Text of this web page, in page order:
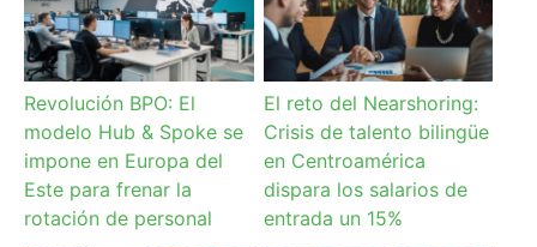
Revolución BPO: El
modelo Hub & Spoke se
impone en Europa del
Este para frenar la
rotación de personal
El reto del Nearshoring:
Crisis de talento bilingüe
en Centroamérica
dispara los salarios de
entrada un 15%